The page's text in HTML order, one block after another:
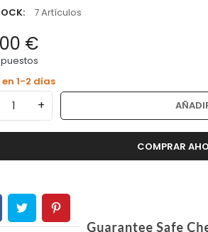
7 Artículos
€
en 1-2 días
+
COMPRAR